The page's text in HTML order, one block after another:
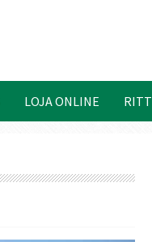
LOJA ONLINE RITT